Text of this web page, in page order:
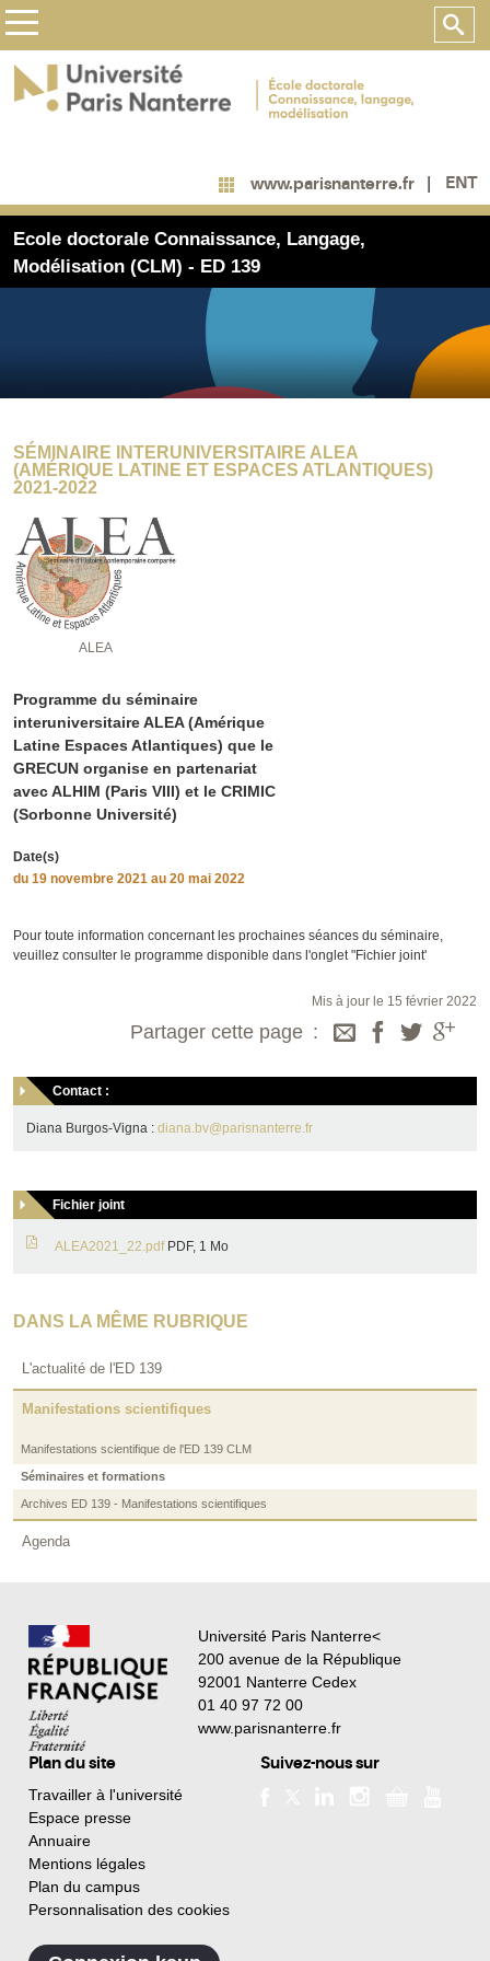
www.parisnanterre.fr ENT
Ecole doctorale Connaissance, Langage,
Modélisation (CLM) - ED 139
SÉMINAIRE INTERUNIVERSITAIRE ALEA
(AMÉRIQUE LATINE ET ESPACES ATLANTIQUES)
2021-2022
ALEA
Programme du séminaire
interuniversitaire ALEA (Amérique
Latine Espaces Atlantiques) que le
GRECUN organise en partenariat
avec ALHIM (Paris VIII) et le CRIMIC
(Sorbonne Université)
Date(s)
du 19 novembre 2021 au 20 mai 2022
Pour toute information concernant les prochaines séances du séminaire,
veuillez consulter le programme disponible dans l'onglet "Fichier joint'
Mis à jour le 15 février 2022
Partager cette page
Contact :
Diana Burgos-Vigna : diana.bv@parisnanterre.fr
Fichier joint
ALEA2021_22.pdf PDF, 1 Mo
DANS LA MÊME RUBRIQUE
L'actualité de l'ED 139
Manifestations scientifiques
Manifestations scientifique de l'ED 139 CLM
Séminaires et formations
Archives ED 139 - Manifestations scientifiques
Agenda
Université Paris Nanterre<
200 avenue de la République
92001 Nanterre Cedex
01 40 97 72 00
www.parisnanterre.fr
Plan du site
Travailler à l'université
Espace presse
Annuaire
Mentions légales
Plan du campus
Personnalisation des cookies
Suivez-nous sur